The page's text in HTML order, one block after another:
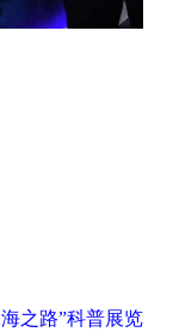
之路”科普展览